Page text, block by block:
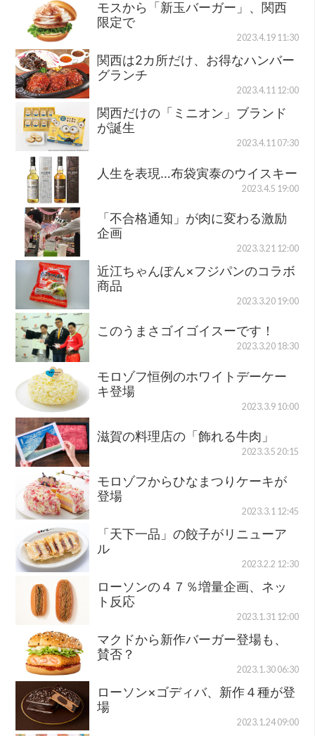
モスから「新玉バーガー」、関西
限定で
2023.4.19 11:30
関西は2カ所だけ、お得なハンバー
グランチ
2023.4.11 12:00
関西だけの「ミニオン」ブランド
が誕生
2023.4.11 07:30
人生を表現…布袋寅泰のウイスキー
2023.4.5 19:00
「不合格通知」が肉に変わる激励
企画
2023.3.21 12:00
近江ちゃんぽん×フジパンのコラボ
商品
2023.3.20 19:00
このうまさゴイゴイスーです！
2023.3.20 18:30
モロゾフ恒例のホワイトデーケー
キ登場
2023.3.9 10:00
滋賀の料理店の「飾れる牛肉」
2023.3.5 20:15
モロゾフからひなまつりケーキが
登場
2023.3.1 12:45
「天下一品」の餃子がリニューア
ル
2023.2.2 12:30
ローソンの４７％増量企画、ネッ
ト反応
2023.1.31 12:00
マクドから新作バーガー登場も、
賛否？
2023.1.30 06:30
ローソン×ゴディバ、新作４種が登
場
2023.1.24 09:00